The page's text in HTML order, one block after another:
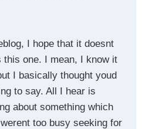
I hope that it doesnt
one. I mean, I know it
I basically thought youd
to say. All I hear is
about something which
too busy seeking for